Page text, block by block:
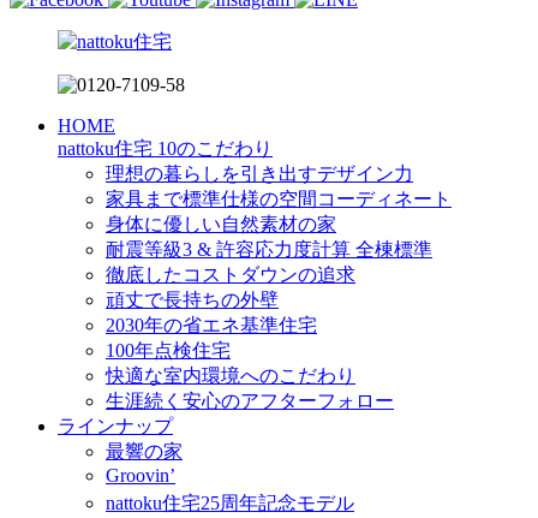
HOME
nattoku住宅 10のこだわり
理想の暮らしを引き出すデザイン力
家具まで標準仕様の空間コーディネート
身体に優しい自然素材の家
耐震等級3 & 許容応力度計算 全棟標準
徹底したコストダウンの追求
頑丈で長持ちの外壁
2030年の省エネ基準住宅
100年点検住宅
快適な室内環境へのこだわり
生涯続く安心のアフターフォロー
ラインナップ
最響の家
Groovin’
nattoku住宅25周年記念モデル